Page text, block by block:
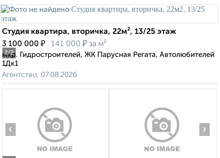
2/2
Студия квартира, вторичка, 22м², 13/25 этаж
3 100 000 ₽ 141 000 ₽ за м²
мкр. Гидростроителей, ЖК Парусная Регата, Автолюбителей
1Дк1
Агентство, 07.08.2026
‹ ›